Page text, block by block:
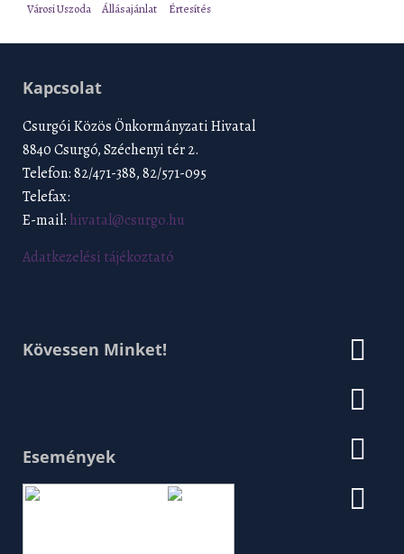
Városi Uszoda
Állásajánlat Értesítés
Kapcsolat
Csurgói Közös Önkormányzati Hivatal
8840 Csurgó, Széchenyi tér 2.
Telefon: 82/471-388, 82/571-095
Telefax:
E-mail: hivatal@csurgo.hu
Adatkezelési tájékoztató
Kövessen Minket!
Események